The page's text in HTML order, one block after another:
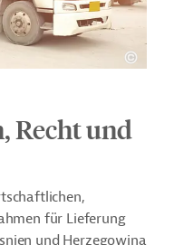
Recht und
für Lieferung
und Herzegowina